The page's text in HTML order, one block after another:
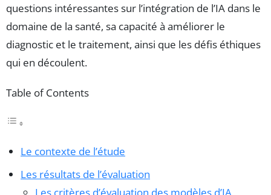
questions intéressantes sur l’intégration de l’IA dans le
domaine de la santé, sa capacité à améliorer le
diagnostic et le traitement, ainsi que les défis éthiques
qui en découlent.
Table of Contents
Le contexte de l’étude
Les résultats de l’évaluation
Les critères d’évaluation des modèles d’IA